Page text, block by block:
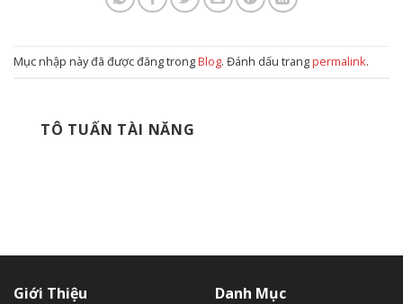
Mục nhập này đã được đăng trongBlog. Đánh dấu trangpermalink.
TÔ TUẤN TÀI NĂNG
Giới Thiệu Danh Mục